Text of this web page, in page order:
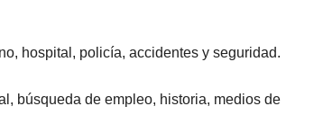
hospital, policía, accidentes y seguridad.
búsqueda de empleo, historia, medios de